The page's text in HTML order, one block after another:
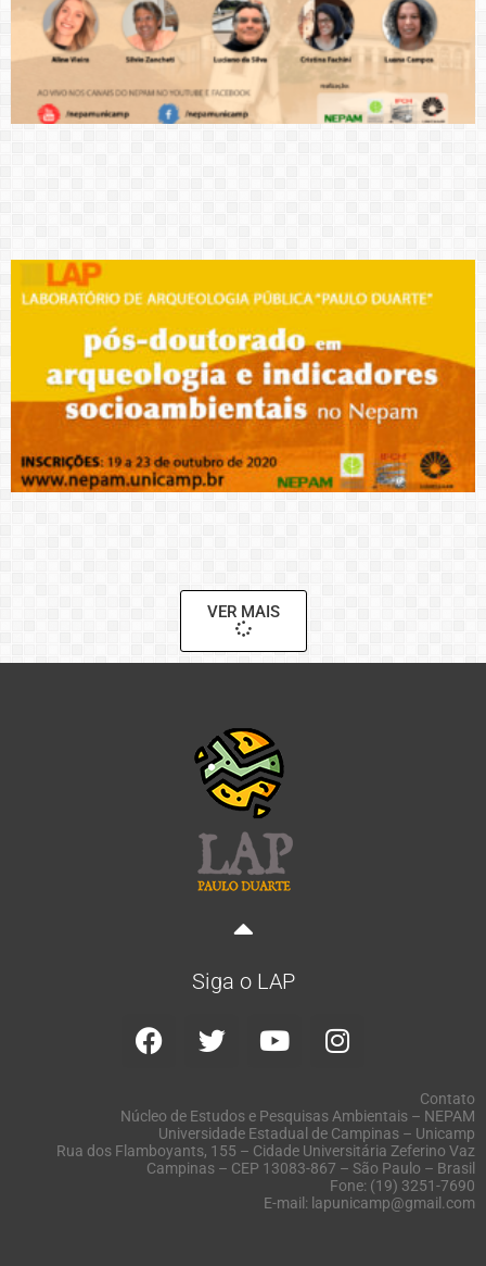
VER MAIS
Siga o LAP
Contato
Núcleo de Estudos e Pesquisas Ambientais – NEPAM
Universidade Estadual de Campinas – Unicamp
Rua dos Flamboyants, 155 – Cidade Universitária Zeferino Vaz
Campinas – CEP 13083-867 – São Paulo – Brasil
Fone: (19) 3251-7690
E-mail: lapunicamp@gmail.com